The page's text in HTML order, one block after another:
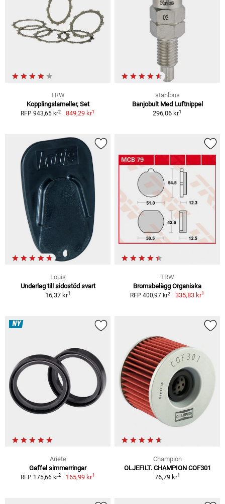
TRW
Kopplingslameller, Set
RFP 943,65 kr2 849,29 kr1
stahlbus
Banjobult Med Luftnippel
296,06 kr1
Louis
Underlag till sidostöd svart
16,37 kr1
TRW
Bromsbelägg Organiska
RFP 400,97 kr2 335,83 kr1
NY
Ariete
Gaffel simmerringar
RFP 175,66 kr2 165,99 kr1
Champion
OLJEFILT. CHAMPION COF301
76,79 kr1